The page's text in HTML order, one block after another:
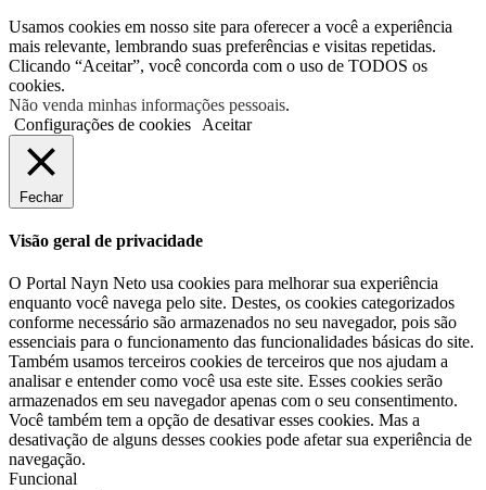
Usamos cookies em nosso site para oferecer a você a experiência
mais relevante, lembrando suas preferências e visitas repetidas.
Clicando “Aceitar”, você concorda com o uso de TODOS os
cookies.
Não venda minhas informações pessoais.
Configurações de cookies
Aceitar
Fechar
Visão geral de privacidade
O Portal Nayn Neto usa cookies para melhorar sua experiência
enquanto você navega pelo site. Destes, os cookies categorizados
conforme necessário são armazenados no seu navegador, pois são
essenciais para o funcionamento das funcionalidades básicas do site.
Também usamos terceiros cookies de terceiros que nos ajudam a
analisar e entender como você usa este site. Esses cookies serão
armazenados em seu navegador apenas com o seu consentimento.
Você também tem a opção de desativar esses cookies. Mas a
desativação de alguns desses cookies pode afetar sua experiência de
navegação.
Funcional